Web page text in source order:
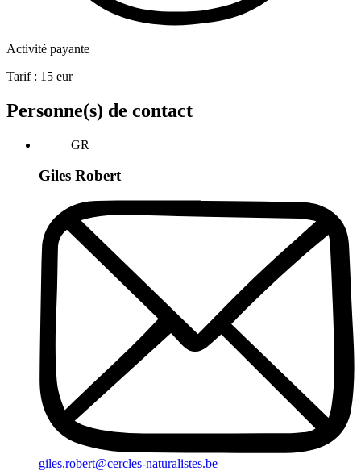
Activité payante
Tarif : 15 eur
Personne(s) de contact
GR
Giles Robert
giles.robert@cercles-naturalistes.be